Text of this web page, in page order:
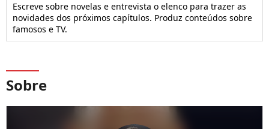
Escreve sobre novelas e entrevista o elenco para trazer as
novidades dos próximos capítulos. Produz conteúdos sobre
famosos e TV.
Sobre